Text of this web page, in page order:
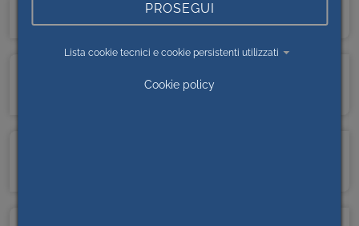
SRP2.1 - VIA XX SETTEMBRE 3 – CEVA
VIA CASTEL DI GODEGO 6 - BOVES
PROSEGUI
Lista cookie tecnici e cookie persistenti utilizzati
Cookie policy